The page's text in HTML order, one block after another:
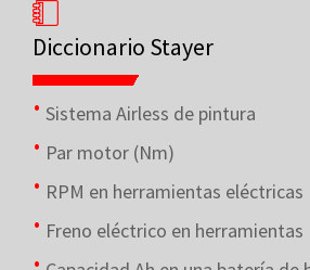
Diccionario Stayer
Sistema Airless de pintura
Par motor (Nm)
RPM en herramientas eléctricas
Freno eléctrico en herramientas